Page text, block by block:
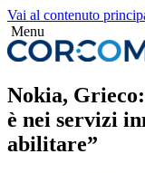
Vai al contenuto
Menu
Nokia,
è nei servizi
abilitare”